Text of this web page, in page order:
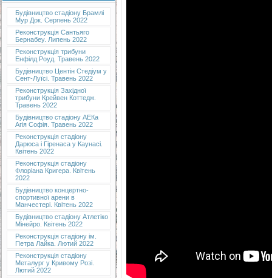
Будівництво стадіону Брамлі
Мур Док. Серпень 2022
Реконструкція Сантьяго
Бернабеу. Липень 2022
Реконструкція трибуни
Енфілд Роуд. Травень 2022
Будівництво Центін Стедіум у
Сент-Луїсі. Травень 2022
Реконструкція Західної
трибуни Крейвен Коттедж.
Травень 2022
Будівництво стадіону АЕКа
Агія Софія. Травень 2022
Реконструкція стадіону
Дарюса і Гіренаса у Каунасі.
Квітень 2022
Реконструкція стадіону
Флоріана Кригера. Квітень
2022
Будівництво концертно-
спортивної арени в
Манчестері. Квітень 2022
Будівництво стадіону Атлетіко
Мінейро. Квітень 2022
Реконструкція стадіону ім.
Петра Лайка. Лютий 2022
Реконструкція стадіону
Металург у Кривому Розі.
Лютий 2022